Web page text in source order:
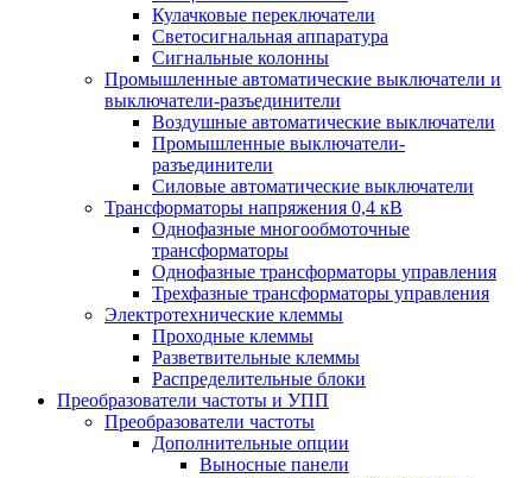
Кулачковые переключатели
Светосигнальная аппаратура
Сигнальные колонны
Промышленные автоматические выключатели и
выключатели-разъединители
Воздушные автоматические выключатели
Промышленные выключатели-
разъединители
Силовые автоматические выключатели
Трансформаторы напряжения 0,4 кВ
Однофазные многообмоточные
трансформаторы
Однофазные трансформаторы управления
Трехфазные трансформаторы управления
Электротехнические клеммы
Проходные клеммы
Разветвительные клеммы
Распределительные блоки
Преобразователи частоты и УПП
Преобразователи частоты
Дополнительные опции
Выносные панели